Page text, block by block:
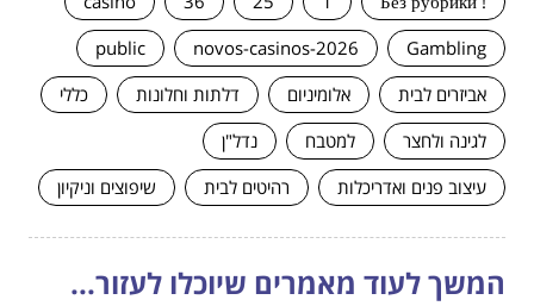
Gambling
novos-casinos-2026
public
אביזרים לבית
אלומיניום דלתות וחלונות
כללי
לגינה ולחצר
למטבח
נדל"ן
עיצוב פנים ואדריכלות
רהיטים לבית שיפוצים וניקיון
המשך לעוד מאמרים שיוכלו לעזור...